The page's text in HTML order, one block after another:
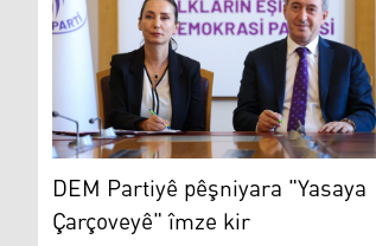
DEM Partiyê pêşniyara "Yasaya
DEM Partiyê pêşniyara "Yasaya
Çarçoveyê" îmze kir